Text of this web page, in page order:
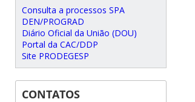
Consulta a processos SPA
DEN/PROGRAD
Diário Oficial da União (DOU)
Portal da CAC/DDP
Site PRODEGESP
CONTATOS